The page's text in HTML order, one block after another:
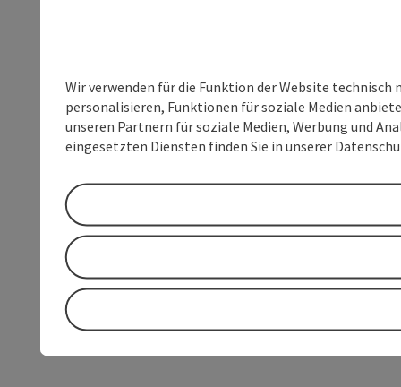
Wir verwenden für die Funktion der Website
personalisieren, Funktionen für soziale Medien
unseren Partnern für soziale Medien, Werbung und
eingesetzten Diensten finden Sie in unserer